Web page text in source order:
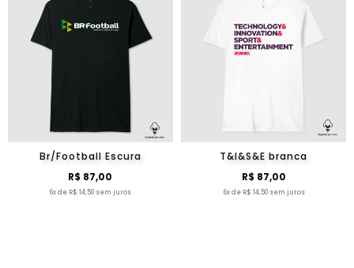
Br/Football Escura
R$ 87,00
6x de R$ 14,50 sem juros
T&I&S&E branca
R$ 87,00
6x de R$ 14,50 sem juros